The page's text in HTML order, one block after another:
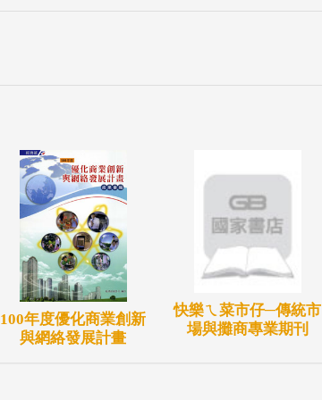
100年度優化商業創新
與網絡發展計畫
快樂ㄟ菜市仔─傳統市
場與攤商專業期刊